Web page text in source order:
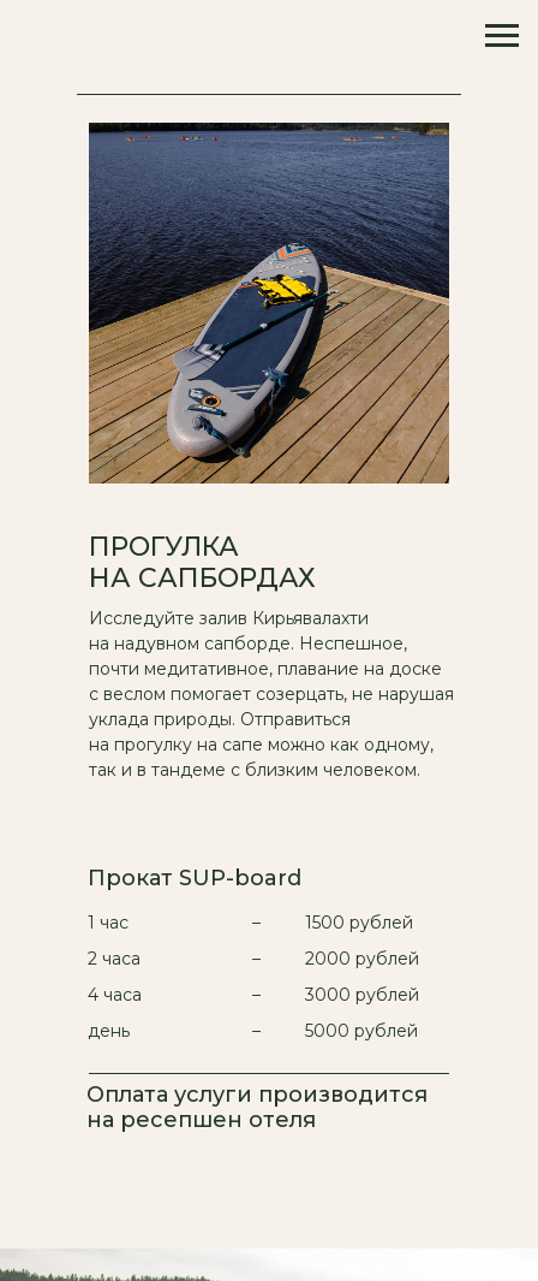
ПРОГУЛКА
НА САПБОРДАХ
Исследуйте залив Кирьявалахти
на надувном сапборде. Неспешное,
почти медитативное, плавание на доске
с веслом помогает созерцать, не нарушая
уклада природы. Отправиться
на прогулку на сапе можно как одному,
так и в тандеме с близким человеком.
Оплата услуги производится
на ресепшен отеля
Прокат SUP-board
1 час –
1500 рублей
2 часа
4 часа
–
–
2000 рублей
3000 рублей
день
– 5000 рублей